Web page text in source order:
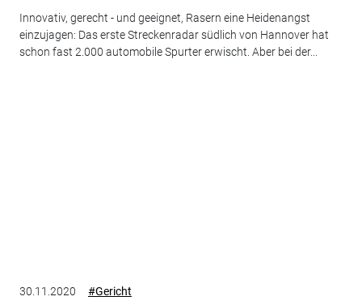
Innovativ, gerecht - und geeignet, Rasern eine Heidenangst
einzujagen: Das erste Streckenradar südlich von Hannover hat
schon fast 2.000 automobile Spurter erwischt. Aber bei der...
30.11.2020 #Gericht